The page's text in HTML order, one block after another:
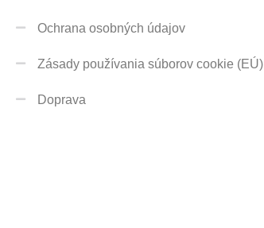
Ochrana osobných údajov
Zásady používania súborov cookie (EÚ)
Doprava